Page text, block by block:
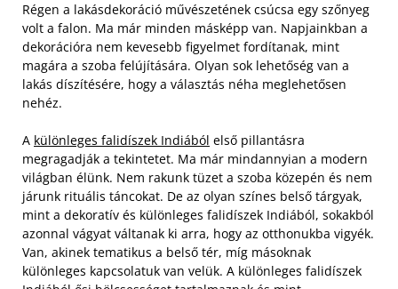
Régen a lakásdekoráció művészetének csúcsa egy szőnyeg
volt a falon. Ma már minden másképp van. Napjainkban a
dekorációra nem kevesebb figyelmet fordítanak, mint
magára a szoba felújítására. Olyan sok lehetőség van a
lakás díszítésére, hogy a választás néha meglehetősen
nehéz.
A különleges falidíszek Indiából első pillantásra
megragadják a tekintetet. Ma már mindannyian a modern
világban élünk. Nem rakunk tüzet a szoba közepén és nem
járunk rituális táncokat. De az olyan színes belső tárgyak,
mint a dekoratív és különleges falidíszek Indiából, sokakból
azonnal vágyat váltanak ki arra, hogy az otthonukba vigyék.
Van, akinek tematikus a belső tér, míg másoknak
különleges kapcsolatuk van velük. A különleges falidíszek